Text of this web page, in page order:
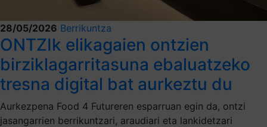
28/05/2026 Berrikuntza
ONTZIk elikagaien ontzien
birziklagarritasuna ebaluatzeko
tresna digital bat aurkeztu du
Aurkezpena Food 4 Futureren esparruan egin da, ontzi
jasangarrien berrikuntzari, araudiari eta lankidetzari